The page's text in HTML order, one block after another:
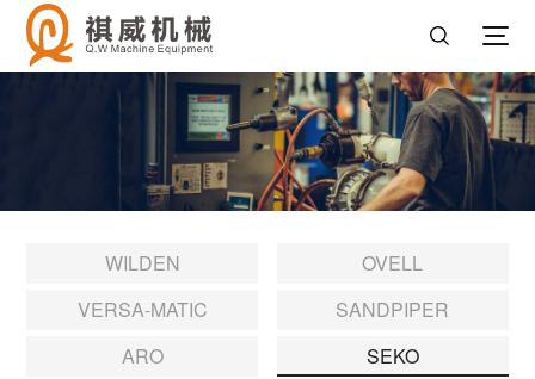
WILDEN
OVELL
VERSA-MATIC
SANDPIPER
ARO
SEKO